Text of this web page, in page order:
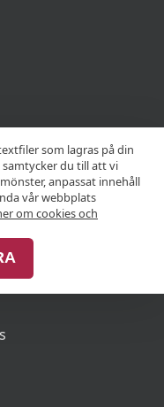
som lagras på din
du till att vi
anpassat innehåll
vår webbplats
om cookies och